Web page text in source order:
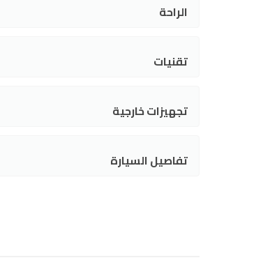
الراحة
تقنيات
تجهيزات خارجية
تفاصيل السيارة